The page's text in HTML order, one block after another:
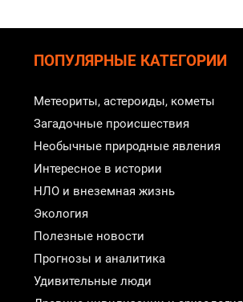
ПОПУЛЯРНЫЕ КАТЕГОРИИ
Метеориты, астероиды, кометы
Загадочные происшествия
Необычные природные явления
Интересное в истории
НЛО и внеземная жизнь
Экология
Полезные новости
Прогнозы и аналитика
Удивительные люди